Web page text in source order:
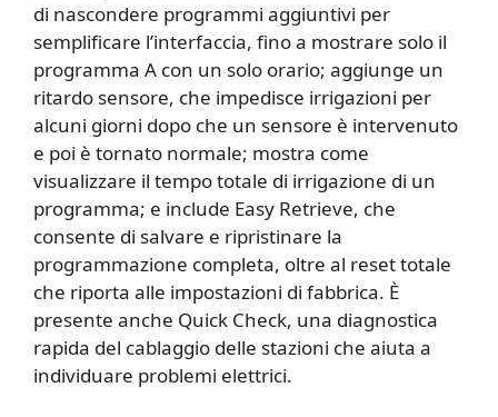
di nascondere programmi aggiuntivi per
semplificare l’interfaccia, fino a mostrare solo il
programma A con un solo orario; aggiunge un
ritardo sensore, che impedisce irrigazioni per
alcuni giorni dopo che un sensore è intervenuto
e poi è tornato normale; mostra come
visualizzare il tempo totale di irrigazione di un
programma; e include Easy Retrieve, che
consente di salvare e ripristinare la
programmazione completa, oltre al reset totale
che riporta alle impostazioni di fabbrica. È
presente anche Quick Check, una diagnostica
rapida del cablaggio delle stazioni che aiuta a
individuare problemi elettrici.